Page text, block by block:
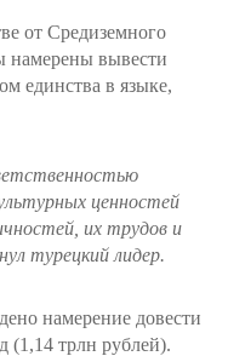
от Средиземного
намерены вывести
единства в языке,
ценностей
их трудов и
турецкий лидер.
намерение довести
(1,14 трлн рублей).